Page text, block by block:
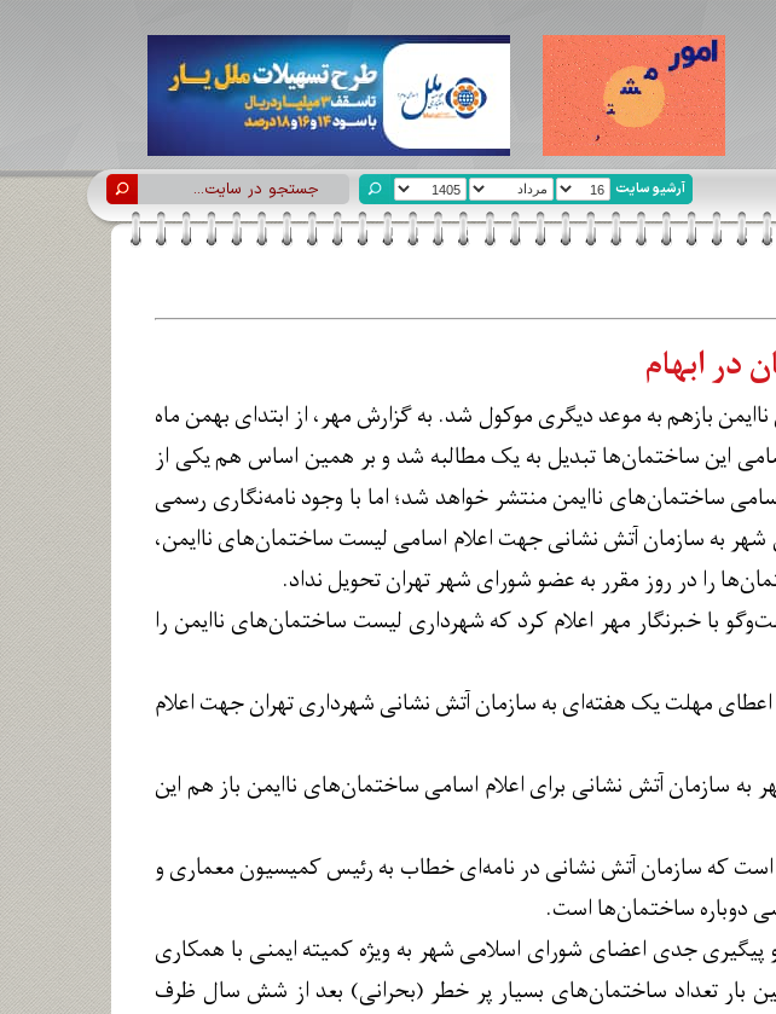
آرشیو سایت
در ابهام
بازهم به موعد دیگری موکول شد. به گزارش مهر، از ابتدای بهمن ماه
این ساختمان‌ها تبدیل به یک مطالبه شد و بر همین اساس هم یکی از
ساختمان‌های ناایمن منتشر خواهد شد؛ اما با وجود نامه‌نگاری رسمی
به سازمان آتش نشانی جهت اعلام اسامی لیست ساختمان‌های ناایمن،
را در روز مقرر به عضو شورای شهر تهران تحویل نداد.
با خبرنگار مهر اعلام کرد که شهرداری لیست ساختمان‌های ناایمن را
مهلت یک هفته‌ای به سازمان آتش نشانی شهرداری تهران جهت اعلام
سازمان آتش نشانی برای اعلام اسامی ساختمان‌های ناایمن باز هم این
است که سازمان آتش نشانی در نامه‌ای خطاب به رئیس کمیسیون معماری و
دوباره ساختمان‌ها است.
پیگیری جدی اعضای شورای اسلامی شهر به ویژه کمیته ایمنی با همکاری
و شهرداران مناطق ۲۲ گانه برای اولین بار تعداد ساختمان‌های بسیار پر خطر (بحرانی) بعد از شش سال ظرف